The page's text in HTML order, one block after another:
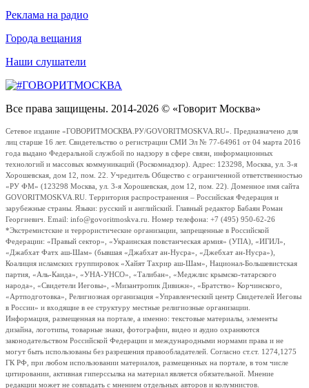
Реклама на радио
Города вещания
Наши слушатели
Все права защищены. 2014-2026 © «Говорит Москва»
Сетевое издание «ГОВОРИТМОСКВА.РУ/GOVORITMOSKVA.RU». Предназначено для
лиц старше 16 лет. Свидетельство о регистрации СМИ Эл № 77-64961 от 04 марта 2016
года выдано Федеральной службой по надзору в сфере связи, информационных
технологий и массовых коммуникаций (Роскомнадзор). Адрес: 123298, Москва, ул. 3-я
Хорошевская, дом 12, пом. 22. Учредитель Общество с ограниченной ответственностью
«РУ ФМ» (123298 Москва, ул. 3-я Хорошевская, дом 12, пом. 22). Доменное имя сайта
GOVORITMOSKVA.RU. Территория распространения – Российская Федерация и
зарубежные страны. Языки: русский и английский. Главный редактор Бабаян Роман
Георгиевич. Email: info@govoritmoskva.ru. Номер телефона: +7 (495) 950-62-26
*Экстремистские и террористические организации, запрещенные в Российской
Федерации: «Правый сектор», «Украинская повстанческая армия» (УПА), «ИГИЛ»,
«Джабхат Фатх аш-Шам» (бывшая «Джабхат ан-Нусра», «Джебхат ан-Нусра»),
Коалиция исламских группировок «Хайят Тахрир аш-Шам», Национал-Большевистская
партия, «Аль-Каида», «УНА-УНСО», «Талибан», «Меджлис крымско-татарского
народа», «Свидетели Иеговы», «Мизантропик Дивижн», «Братство» Корчинского,
«Артподготовка», Религиозная организация «Управленческий центр Свидетелей Иеговы
в России» и входящие в ее структуру местные религиозные организации.
Информация, размещенная на портале, а именно: текстовые материалы, элементы
дизайна, логотипы, товарные знаки, фотографии, видео и аудио охраняются
законодательством Российской Федерации и международными нормами права и не
могут быть использованы без разрешения правообладателей. Согласно ст.ст. 1274,1275
ГК РФ, при любом использовании материалов, размещенных на портале, в том числе
цитировании, активная гиперссылка на материал является обязательной. Мнение
редакции может не совпадать с мнением отдельных авторов и колумнистов.